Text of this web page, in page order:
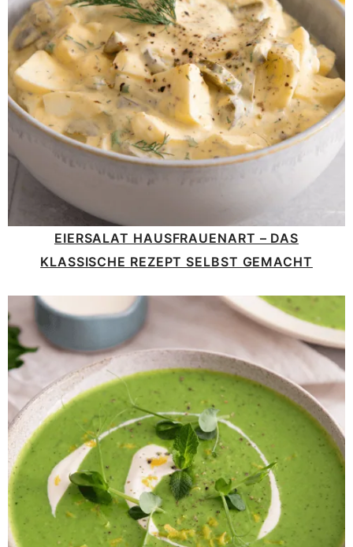
EIERSALAT HAUSFRAUENART – DAS
KLASSISCHE REZEPT SELBST GEMACHT